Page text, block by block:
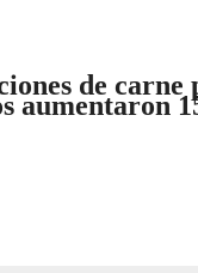
de carne
aumentaron